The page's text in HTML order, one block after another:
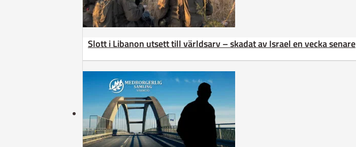
Slott i Libanon utsett till världsarv – skadat av Israel en vecka senare